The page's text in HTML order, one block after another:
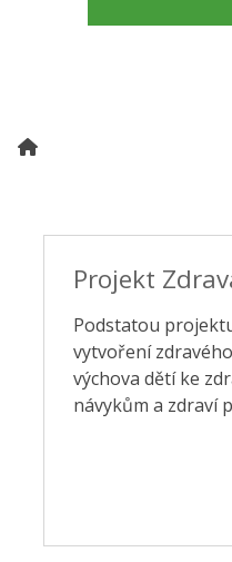
Projekt
Podstatou
vytvoření
výchova dětí ke
návykům a zdraví